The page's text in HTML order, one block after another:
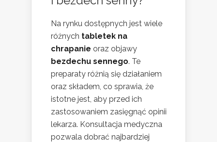
Na rynku dostępnych jest wiele
różnych tabletek na
chrapanie oraz objawy
bezdechu sennego. Te
preparaty różnią się działaniem
oraz składem, co sprawia, że
istotne jest, aby przed ich
zastosowaniem zasięgnąć opinii
lekarza. Konsultacja medyczna
pozwala dobrać najbardziej